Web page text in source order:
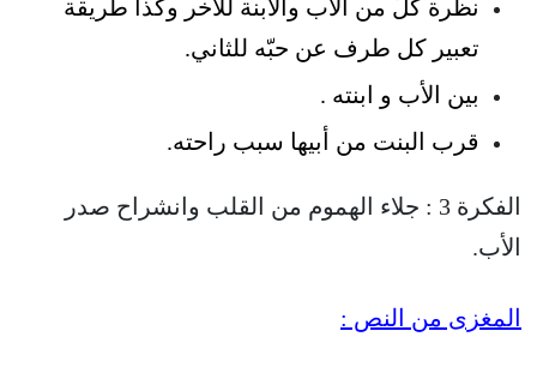
نظرة كلّ من الأب والابنة للآخر وكذا طريقة
تعبير كل طرف عن حبّه للثاني.
بين الأب و ابنته .
قرب البنت من أبيها سبب راحته.
الفكرة 3 : جلاء الهموم من القلب وانشراح صدر
الأب.
المغزى من النص :